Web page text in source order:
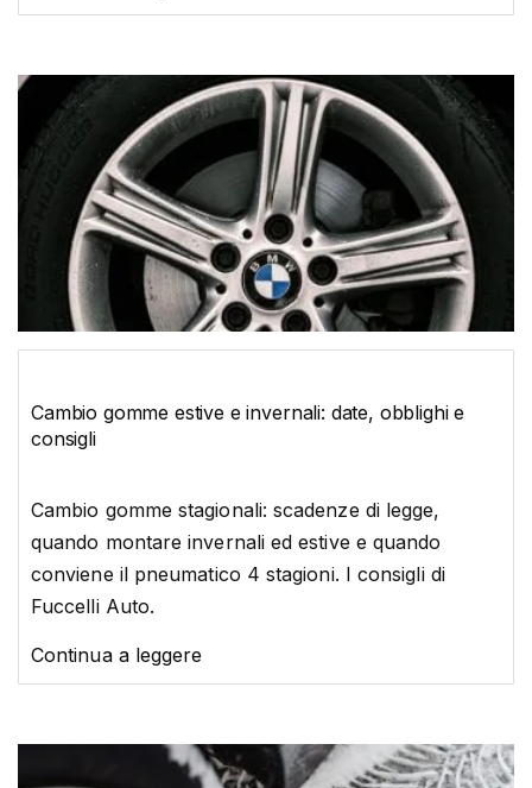
Cambio gomme estive e invernali: date, obblighi e
consigli
Cambio gomme stagionali: scadenze di legge,
quando montare invernali ed estive e quando
conviene il pneumatico 4 stagioni. I consigli di
Fuccelli Auto.
Continua a leggere